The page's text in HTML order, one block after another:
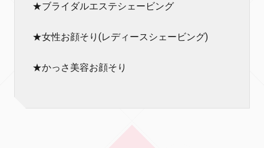
★ブライダルエステシェービング
★女性お顔そり(レディースシェービング)
★かっさ美容お顔そり